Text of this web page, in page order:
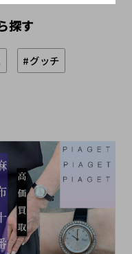
探す
#グッチ